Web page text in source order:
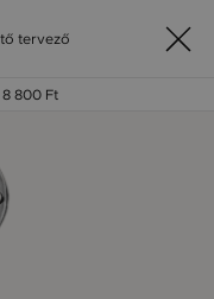
tervező
8 800 Ft